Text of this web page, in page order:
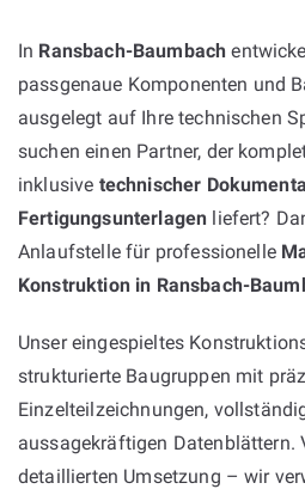
In Ransbach-Baumbach
passgenaue Komponenten und
ausgelegt auf Ihre technischen
suchen einen Partner, der
inklusive technischer
Fertigungsunterlagen liefert?
Anlaufstelle für professionelle
Konstruktion in Ransbach-
Unser eingespieltes
strukturierte Baugruppen mit
Einzelteilzeichnungen,
aussagekräftigen Datenblättern.
detaillierten Umsetzung – wir